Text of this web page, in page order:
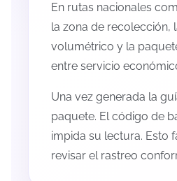
En rutas nacionales
la zona de recolección,
volumétrico y la
entre servicio
Una vez generada la
paquete. El código de
impida su lectura. Esto
revisar el rastreo